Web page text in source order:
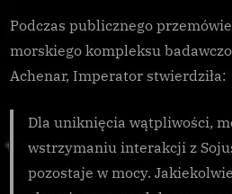
Podczas publicznego
morskiego kompleksu
Achenar, Imperator stwierdziła:
Dla uniknięcia wątpliwości,
wstrzymaniu interakcji z
pozostaje w mocy.